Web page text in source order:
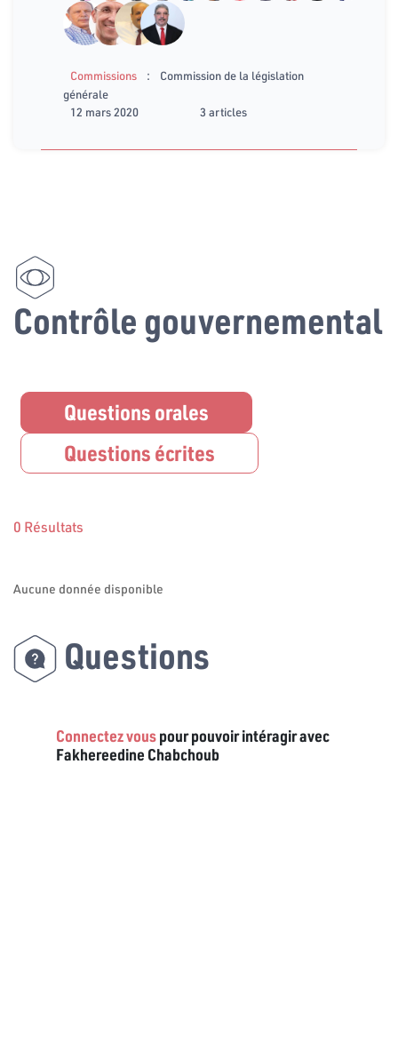
Commissions :
Commission de la législation
générale
12 mars 2020
3 articles
Contrôle gouvernemental
Questions orales
Questions écrites
0 Résultats
Aucune donnée disponible
Questions
Connectez vouspour pouvoir intéragir avec
Fakhereedine Chabchoub